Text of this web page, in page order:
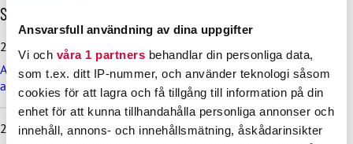
Ansvarsfull användning av dina uppgifter
Vi och våra 1 partners behandlar din personliga data,
som t.ex. ditt IP-nummer, och använder teknologi såsom
cookies för att lagra och få tillgång till information på din
enhet för att kunna tillhandahålla personliga annonser och
innehåll, annons- och innehållsmätning, åskådarinsikter
H
o
p
p
a
ö
r
Senaste nyheterna
29.6.2026
Arbetsdomstolen dömde Helsingfors stad till böter på grund
av brott mot kollektivavtal
24.6.2026